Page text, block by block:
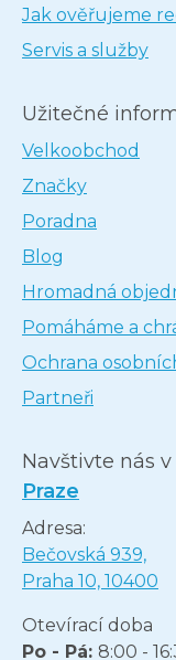
Jak ověřujeme
Servis a služby
Užitečné
Velkoobchod
Značky
Poradna
Blog
Hromadná
Pomáháme a
Ochrana
Partneři
Navštivte nás v
Praze
Adresa:
Bečovská 939,
Praha 10, 10400
Otevírací doba
Po - Pá: 8:00 -